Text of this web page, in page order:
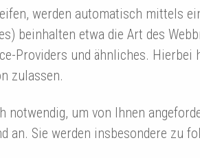
werden automatisch mittels
beinhalten etwa die Art des
Providers und ähnliches.
zulassen.
notwendig, um von Ihnen
an. Sie werden insbesondere zu